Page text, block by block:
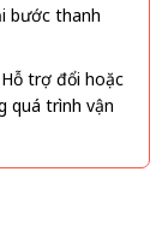
bước thanh
trợ đổi hoặc
quá trình vận